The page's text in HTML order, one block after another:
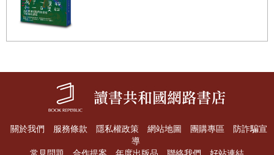
些可惡的想要造成混亂毀滅的人、為了達成個人目的傷害他
人性命的人，都給我上了寶貴的一課。總的來說，我很驚訝
有時看到那些不作為的領導者把責任推給繼任者或直接無視
問題，我很挫折。有時我也很敬佩他們冒著丟失職位或更嚴
重的風險，做出抉擇的痛苦，甚至沒人能保證他們的努力會
得到支持者認可。雖然不知道能否成功，但總有些事能讓他
關於我們 服務條款 隱私權政策 網站地圖 團購專區
防詐騙宣
導